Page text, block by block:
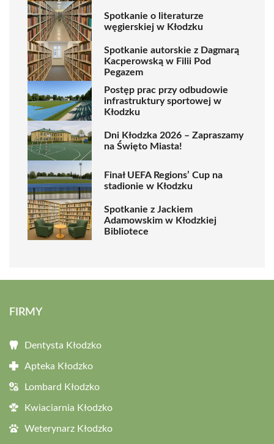
Spotkanie o literaturze
węgierskiej w Kłodzku
Spotkanie autorskie z Dagmarą
Kacperowską w Filii Pod
Pegazem
Postęp prac przy odbudowie
infrastruktury sportowej w
Kłodzku
Dni Kłodzka 2026 – Zapraszamy
na Święto Miasta!
Finał UEFA Regions’ Cup na
stadionie w Kłodzku
Spotkanie z Jackiem
Adamowskim w Kłodzkiej
Bibliotece
FIRMY
Dentysta Kłodzko
Apteka Kłodzko
Lombard Kłodzko
Kwiaciarnia Kłodzko
Weterynarz Kłodzko